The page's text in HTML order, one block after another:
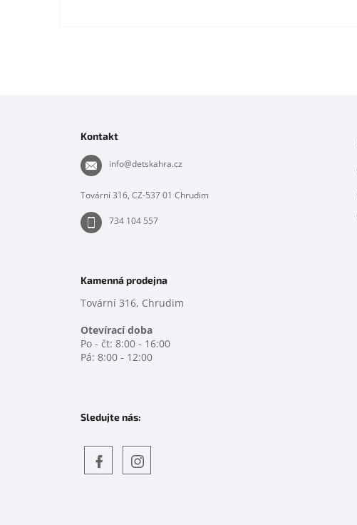
Kontakt
info@detskahra.cz
Tovární 316, CZ-537 01 Chrudim
734 104 557
Kamenná prodejna
Tovární 316, Chrudim
Otevírací doba
Po - čt: 8:00 - 16:00
Pá: 8:00 - 12:00
Sledujte nás: